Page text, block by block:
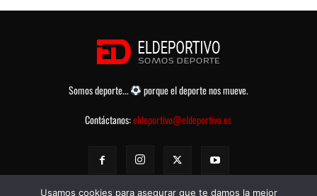
Somos deporte...
porque el deporte nos mueve.
Contáctanos:eldeportivo@eldeportivo.es
Usamos cookies para asegurar que te damos la mejor